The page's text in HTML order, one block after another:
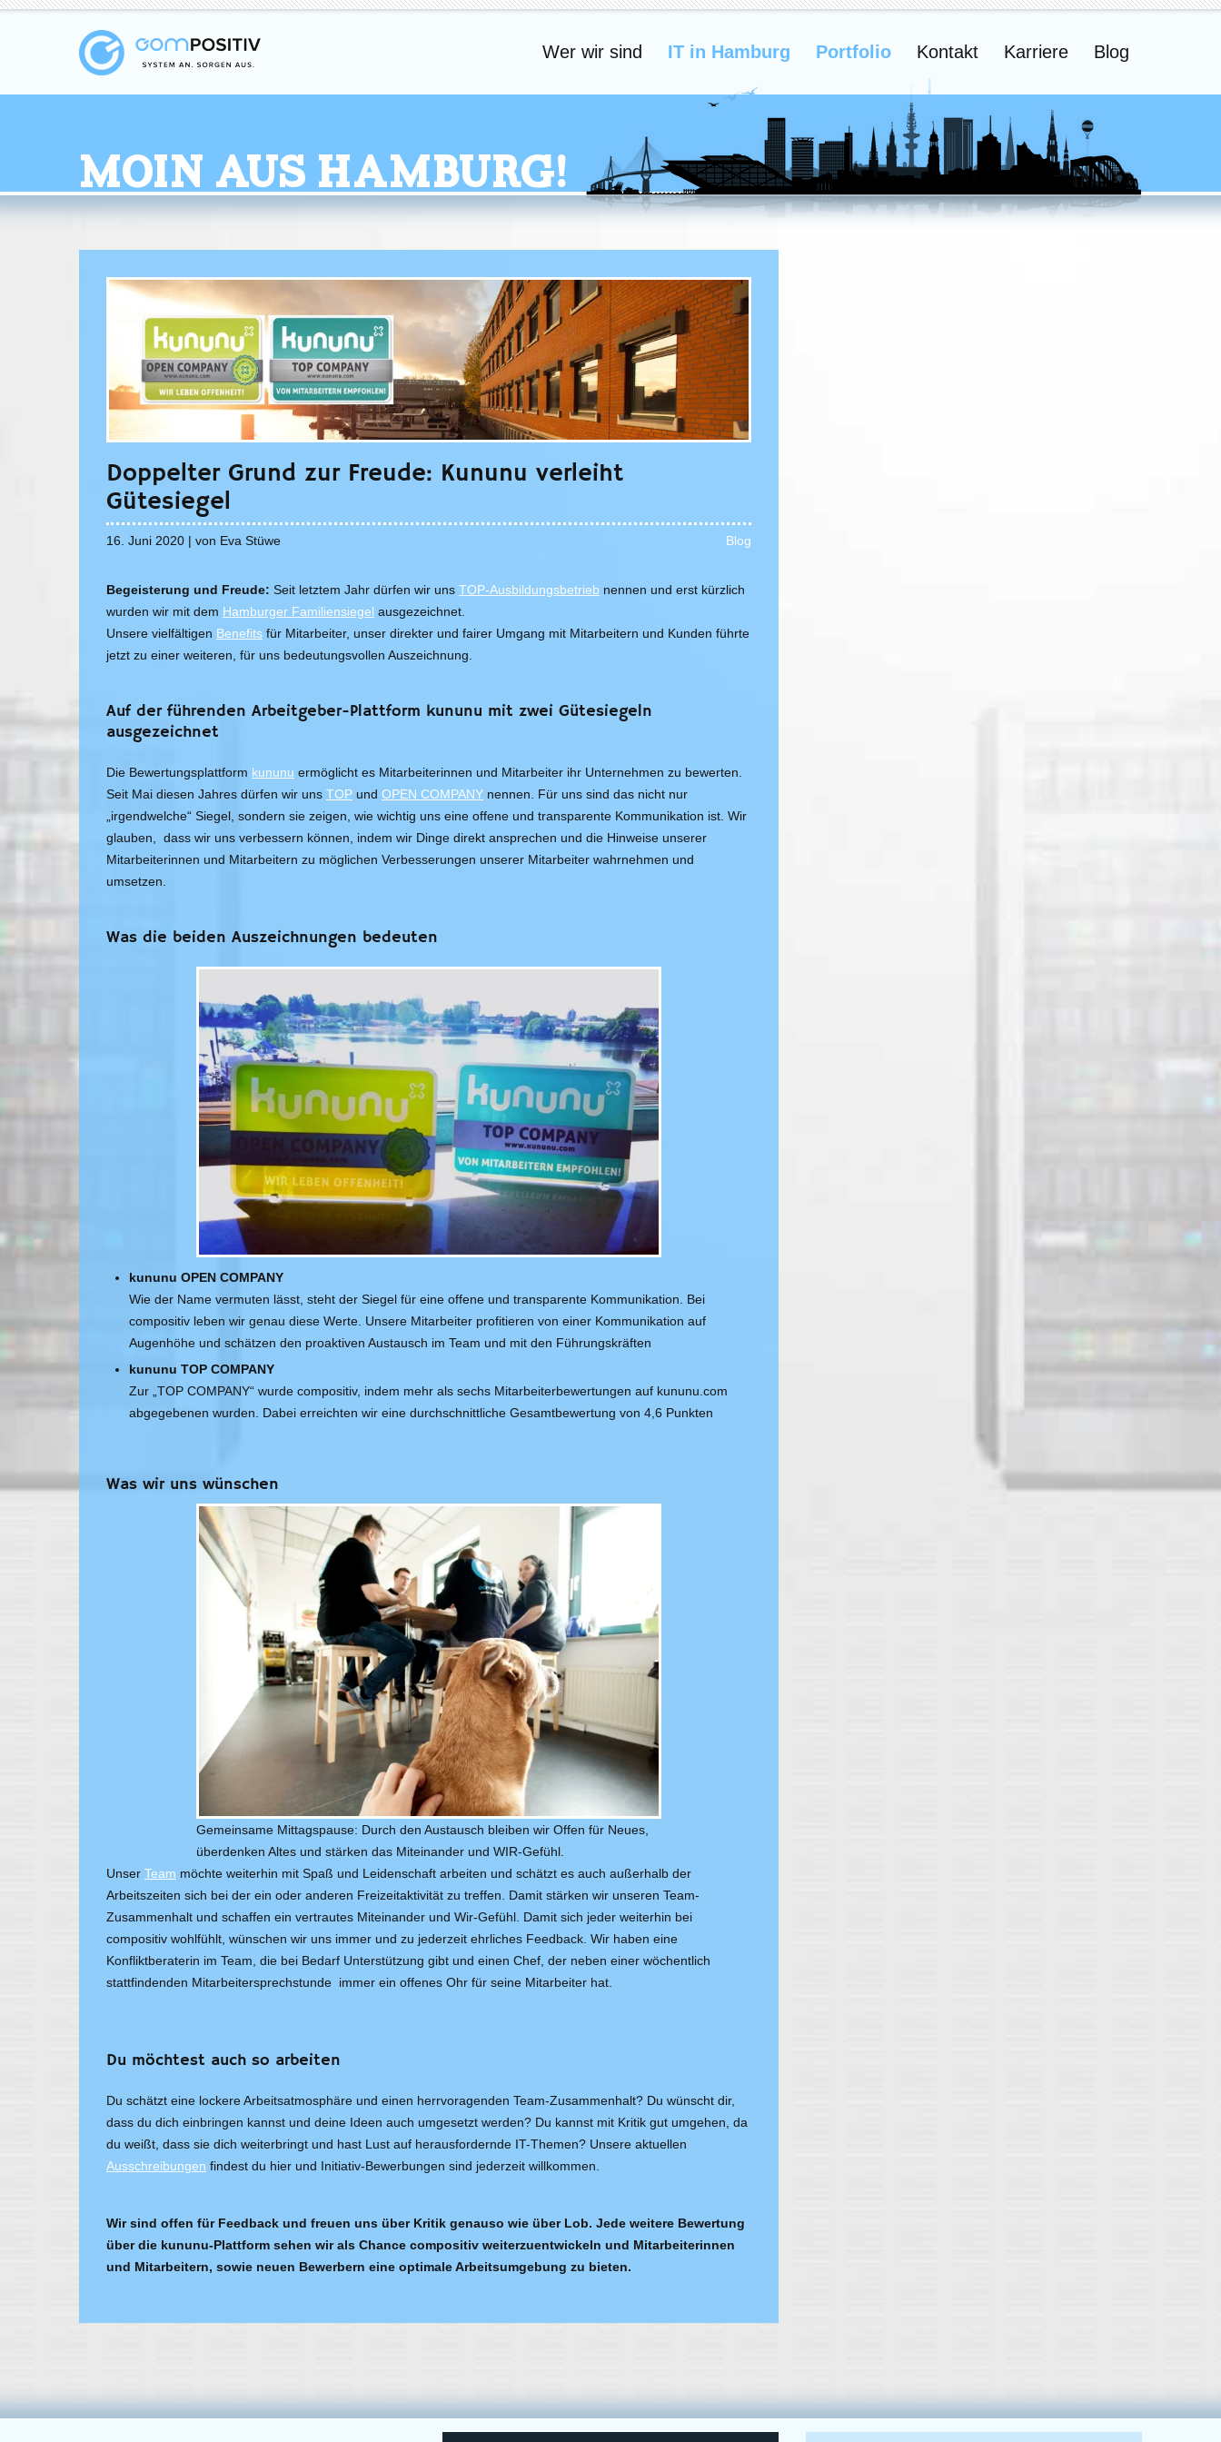
Wer wir sind IT in Hamburg Portfolio Kontakt Karriere Blog
Moin aus Hamburg!
Doppelter Grund zur Freude: Kununu verleiht
Gütesiegel
16. Juni 2020 | von Eva Stüwe Blog
Begeisterung und Freude: Seit letztem Jahr dürfen wir uns TOP-Ausbildungsbetrieb nennen und erst kürzlich
wurden wir mit dem Hamburger Familiensiegel ausgezeichnet.
Unsere vielfältigen Benefits für Mitarbeiter, unser direkter und fairer Umgang mit Mitarbeitern und Kunden führte
jetzt zu einer weiteren, für uns bedeutungsvollen Auszeichnung.
Auf der führenden Arbeitgeber-Plattform kununu mit zwei Gütesiegeln
ausgezeichnet
Die Bewertungsplattform kununu ermöglicht es Mitarbeiterinnen und Mitarbeiter ihr Unternehmen zu bewerten.
Seit Mai diesen Jahres dürfen wir uns TOP und OPEN COMPANY nennen. Für uns sind das nicht nur
„irgendwelche“ Siegel, sondern sie zeigen, wie wichtig uns eine offene und transparente Kommunikation ist. Wir
glauben, dass wir uns verbessern können, indem wir Dinge direkt ansprechen und die Hinweise unserer
Mitarbeiterinnen und Mitarbeitern zu möglichen Verbesserungen unserer Mitarbeiter wahrnehmen und
umsetzen.
Was die beiden Auszeichnungen bedeuten
kununu OPEN COMPANY
Wie der Name vermuten lässt, steht der Siegel für eine offene und transparente Kommunikation. Bei
compositiv leben wir genau diese Werte. Unsere Mitarbeiter profitieren von einer Kommunikation auf
Augenhöhe und schätzen den proaktiven Austausch im Team und mit den Führungskräften
kununu TOP COMPANY
Zur „TOP COMPANY“ wurde compositiv, indem mehr als sechs Mitarbeiterbewertungen auf kununu.com
abgegebenen wurden. Dabei erreichten wir eine durchschnittliche Gesamtbewertung von 4,6 Punkten
Was wir uns wünschen
Gemeinsame Mittagspause: Durch den Austausch bleiben wir Offen für Neues,
überdenken Altes und stärken das Miteinander und WIR-Gefühl.
Unser Team möchte weiterhin mit Spaß und Leidenschaft arbeiten und schätzt es auch außerhalb der
Arbeitszeiten sich bei der ein oder anderen Freizeitaktivität zu treffen. Damit stärken wir unseren Team-
Zusammenhalt und schaffen ein vertrautes Miteinander und Wir-Gefühl. Damit sich jeder weiterhin bei
compositiv wohlfühlt, wünschen wir uns immer und zu jederzeit ehrliches Feedback. Wir haben eine
Konfliktberaterin im Team, die bei Bedarf Unterstützung gibt und einen Chef, der neben einer wöchentlich
stattfindenden Mitarbeitersprechstunde immer ein offenes Ohr für seine Mitarbeiter hat.
Du möchtest auch so arbeiten
Du schätzt eine lockere Arbeitsatmosphäre und einen herrvoragenden Team-Zusammenhalt? Du wünscht dir,
dass du dich einbringen kannst und deine Ideen auch umgesetzt werden? Du kannst mit Kritik gut umgehen, da
du weißt, dass sie dich weiterbringt und hast Lust auf herausfordernde IT-Themen? Unsere aktuellen
Ausschreibungen findest du hier und Initiativ-Bewerbungen sind jederzeit willkommen.
Wir sind offen für Feedback und freuen uns über Kritik genauso wie über Lob. Jede weitere Bewertung
über die kununu-Plattform sehen wir als Chance compositiv weiterzuentwickeln und Mitarbeiterinnen
und Mitarbeitern, sowie neuen Bewerbern eine optimale Arbeitsumgebung zu bieten.